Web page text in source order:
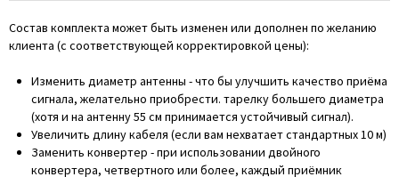
Состав комплекта может быть изменен или дополнен по желанию
клиента (с соответствующей корректировкой цены):
Изменить диаметр антенны - что бы улучшить качество приёма
сигнала, желательно приобрести. тарелку большего диаметра
(хотя и на антенну 55 см принимается устойчивый сигнал).
Увеличить длину кабеля (если вам нехватает стандартных 10 м)
Заменить конвертер - при использовании двойного
конвертера, четвертного или более, каждый приёмник